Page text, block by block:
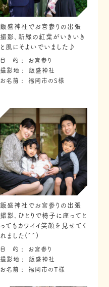
飯盛神社でお宮参りの出張
撮影、新緑の紅葉がいきいき
と風にそよいでいました♪
目 的
お宮参り
撮影地
飯盛神社
お名前
福岡市のS様
飯盛神社でお宮参りの出張
撮影、ひとりで椅子に座ってと
ってもカワイイ笑顔を見せてく
れました(^^)
目 的
お宮参り
撮影地
飯盛神社
お名前
福岡市のT様